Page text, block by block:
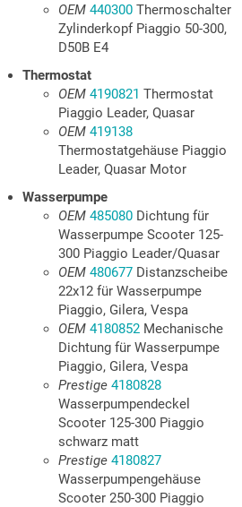
OEM 440300Thermoschalter
Zylinderkopf Piaggio 50-300,
D50B E4
Thermostat
OEM 4190821 Thermostat
Piaggio Leader, Quasar
OEM 419138
Thermostatgehäuse Piaggio
Leader, Quasar Motor
Wasserpumpe
OEM 485080Dichtung für
Wasserpumpe Scooter 125-
300 Piaggio Leader/Quasar
OEM 480677Distanzscheibe
22x12 für Wasserpumpe
Piaggio, Gilera, Vespa
OEM 4180852Mechanische
Dichtung für Wasserpumpe
Piaggio, Gilera, Vespa
Prestige 4180828
Wasserpumpendeckel
Scooter 125-300 Piaggio
schwarz matt
Prestige 4180827
Wasserpumpengehäuse
Scooter 250-300 Piaggio